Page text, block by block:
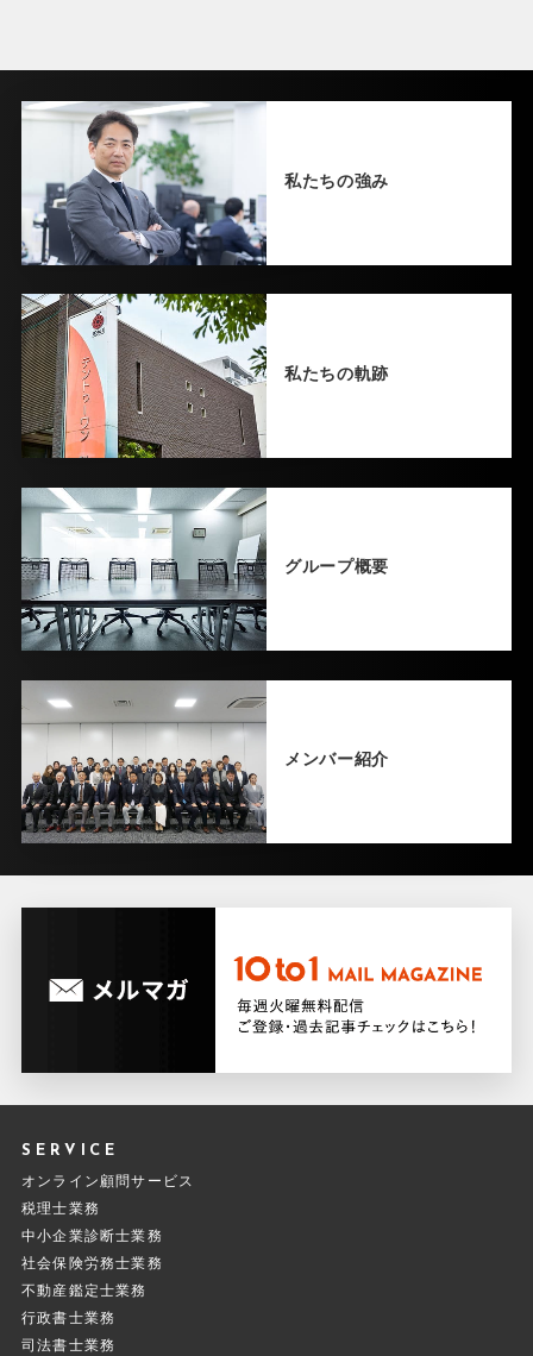
私たちの強み
私たちの軌跡
グループ概要
メンバー紹介
SERVICE
オンライン顧問サービス
税理士業務
中小企業診断士業務
社会保険労務士業務
不動産鑑定士業務
行政書士業務
司法書士業務